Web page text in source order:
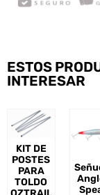
ESTOS
INTERESAR
KIT DE
POSTES
PARA
TOLDO